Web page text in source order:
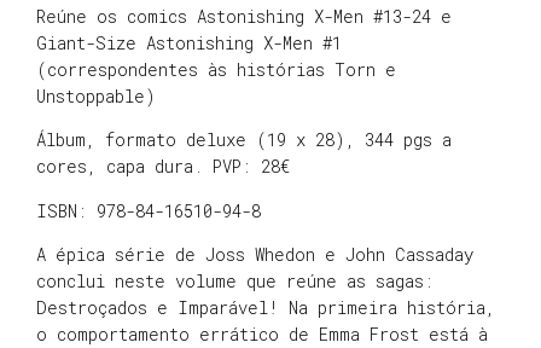
Reúne os comics Astonishing X-Men #13-24 e
Giant-Size Astonishing X-Men #1
(correspondentes às histórias Torn e
Unstoppable)
Álbum, formato deluxe (19 x 28), 344 pgs a
cores, capa dura. PVP: 28€
ISBN: 978-84-16510-94-8
A épica série de Joss Whedon e John Cassaday
conclui neste volume que reúne as sagas:
Destroçados e Imparável! Na primeira história,
o comportamento errático de Emma Frost está à